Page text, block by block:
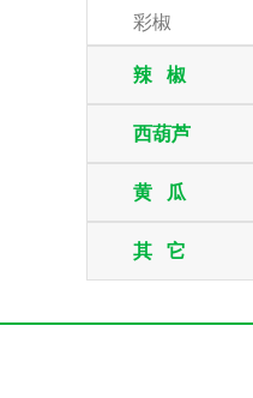
彩椒
辣 椒
西葫芦
黄 瓜
其 它